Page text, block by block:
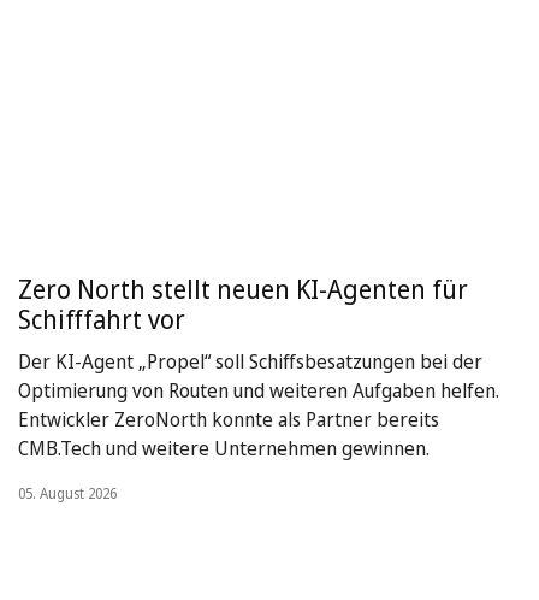
Zero North stellt neuen KI-Agenten für
Schifffahrt vor
Der KI-Agent „Propel“ soll Schiffsbesatzungen bei der
Optimierung von Routen und weiteren Aufgaben helfen.
Entwickler ZeroNorth konnte als Partner bereits
CMB.Tech und weitere Unternehmen gewinnen.
05. August 2026